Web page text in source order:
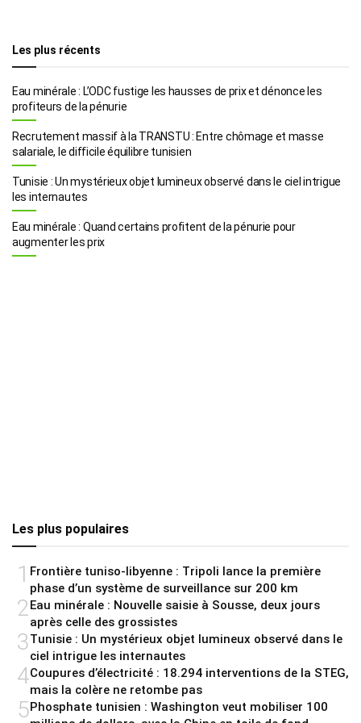
Les plus récents
Eau minérale : L’ODC fustige les hausses de prix et dénonce les
profiteurs de la pénurie
Recrutement massif à la TRANSTU : Entre chômage et masse
salariale, le difficile équilibre tunisien
Tunisie : Un mystérieux objet lumineux observé dans le ciel intrigue
les internautes
Eau minérale : Quand certains profitent de la pénurie pour
augmenter les prix
Les plus populaires
1 Frontière tuniso-libyenne : Tripoli lance la première
phase d’un système de surveillance sur 200 km
2 Eau minérale : Nouvelle saisie à Sousse, deux jours
après celle des grossistes
3Tunisie : Un mystérieux objet lumineux observé dans le
ciel intrigue les internautes
4Coupures d’électricité : 18.294 interventions de la STEG,
mais la colère ne retombe pas
5Phosphate tunisien : Washington veut mobiliser 100